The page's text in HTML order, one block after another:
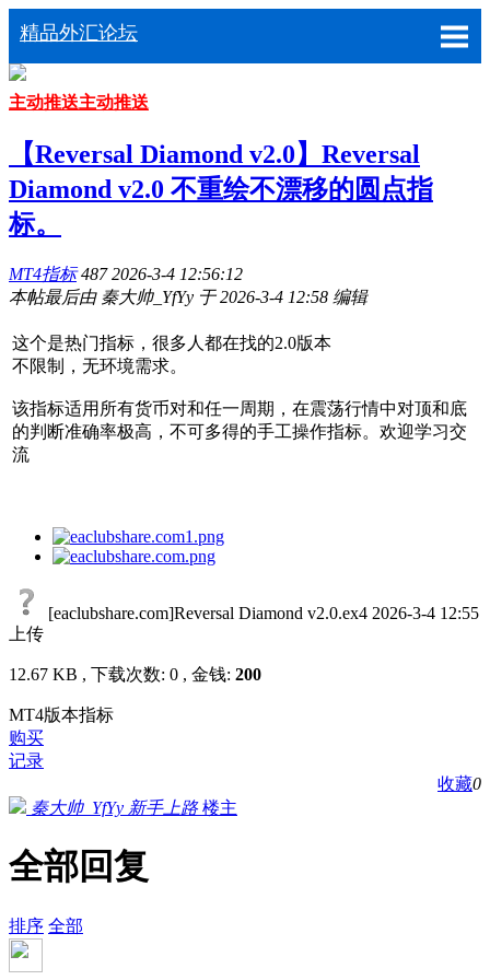
精品外汇论坛
主动推送主动推送
【Reversal Diamond v2.0】Reversal
Diamond v2.0 不重绘不漂移的圆点指
标。
MT4指标 487 2026-3-4 12:56:12
本帖最后由 秦大帅_YfYy 于 2026-3-4 12:58 编辑
这个是热门指标，很多人都在找的2.0版本
不限制，无环境需求。
该指标适用所有货币对和任一周期，在震荡行情中对顶和底
的判断准确率极高，不可多得的手工操作指标。欢迎学习交
流
[eaclubshare.com]Reversal Diamond v2.0.ex4 2026-3-4 12:55
上传
12.67 KB , 下载次数: 0 , 金钱: 200
MT4版本指标
购买
记录
收藏0
秦大帅_YfYy 新手上路 楼主
全部回复
排序 全部